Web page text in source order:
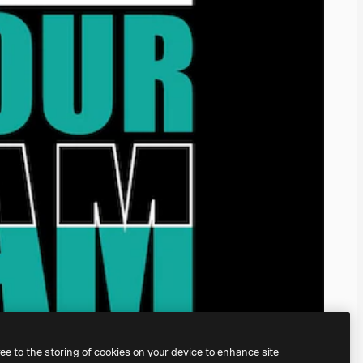
to the storing of cookies on your device to enhance site